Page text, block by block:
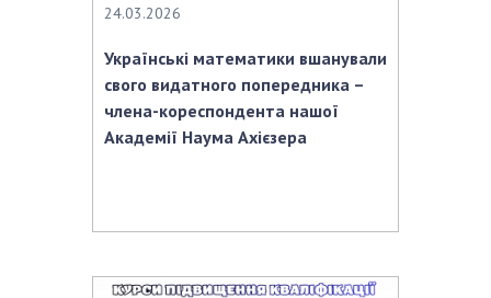
24.03.2026
Українські математики вшанували
свого видатного попередника –
члена-кореспондента нашої
Академії Наума Ахієзера